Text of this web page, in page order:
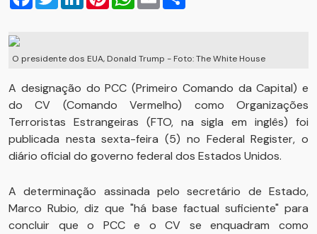
O presidente dos EUA, Donald Trump - Foto: The White House
A designação do PCC (Primeiro Comando da Capital) e
do CV (Comando Vermelho) como Organizações
Terroristas Estrangeiras (FTO, na sigla em inglês) foi
publicada nesta sexta-feira (5) no Federal Register, o
diário oficial do governo federal dos Estados Unidos.
A determinação assinada pelo secretário de Estado,
Marco Rubio, diz que "há base factual suficiente" para
concluir que o PCC e o CV se enquadram como